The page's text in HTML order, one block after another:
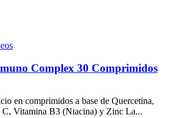
Complex 30 Comprimidos
en comprimidos a base de Quercetina,
Vitamina B3 (Niacina) y Zinc La...